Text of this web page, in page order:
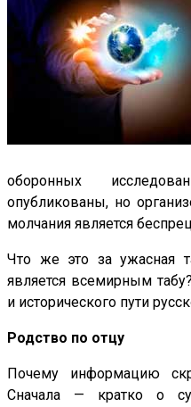
оборонных
опубликованы, но
молчания является
Что же это за ужасная
является всемирным
и исторического пути
Родство по отцу
Почему информацию
Сначала — кратко о